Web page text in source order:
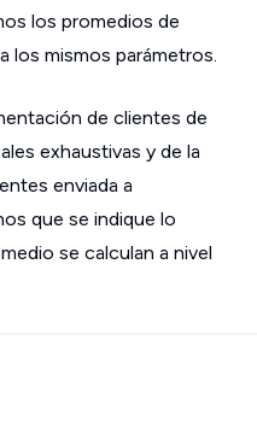
los promedios de
los mismos parámetros.
de clientes de
exhaustivas y de la
enviada a
que se indique lo
se calculan a nivel